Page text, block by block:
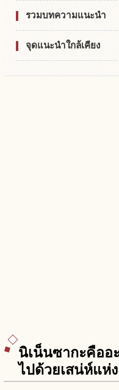
รวมบทความแนะนำ
จุดแนะนำใกล้เคียง
นิเน็นซากะคืออ
ไปด้วยเสน่ห์แห่